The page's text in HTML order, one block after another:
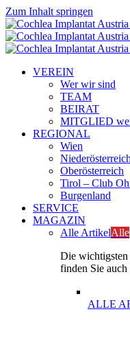
Zum Inhalt springen
VEREIN
Wer wir sind
TEAM
BEIRAT
MITGLIED
REGIONAL
Wien
Niederösterreich
Oberösterreich
Tirol – Club
Burgenland
SERVICE
MAGAZIN
Alle ArtikelAlle
Die wichtigsten
finden Sie
ALLE